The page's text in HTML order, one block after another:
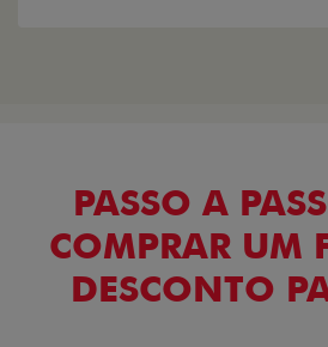
PASSO A
COMPRAR UM
DESCONTO